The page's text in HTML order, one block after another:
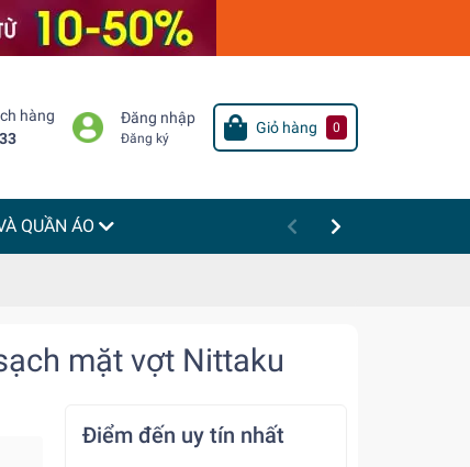
hàng
Đăng nhập
Đăng ký
Giỏ hàng 0
QUẦN ÁO
mặt vợt Nittaku
Điểm đến uy tín nhất